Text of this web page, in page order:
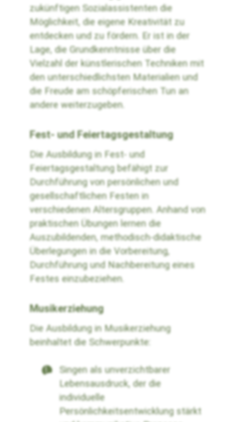
zukünftigen Sozialassistenten die
Möglichkeit, die eigene Kreativität zu
entdecken und zu fördern. Er ist in der
Lage, die Grundkenntnisse über die
Vielzahl der künstlerischen Techniken mit
den unterschiedlichsten Materialien und
die Freude am schöpferischen Tun an
andere weiterzugeben.
Fest- und Feiertagsgestaltung
Die Ausbildung in Fest- und
Feiertagsgestaltung befähigt zur
Durchführung von persönlichen und
gesellschaftlichen Festen in
verschiedenen Altersgruppen. Anhand von
praktischen Übungen lernen die
Auszubildenden, methodisch-didaktische
Überlegungen in die Vorbereitung,
Durchführung und Nachbereitung eines
Festes einzubeziehen.
Musikerziehung
Die Ausbildung in Musikerziehung
beinhaltet die Schwerpunkte:
Singen als unverzichtbarer
Lebensausdruck, der die
individuelle
Persönlichkeitsentwicklung stärkt